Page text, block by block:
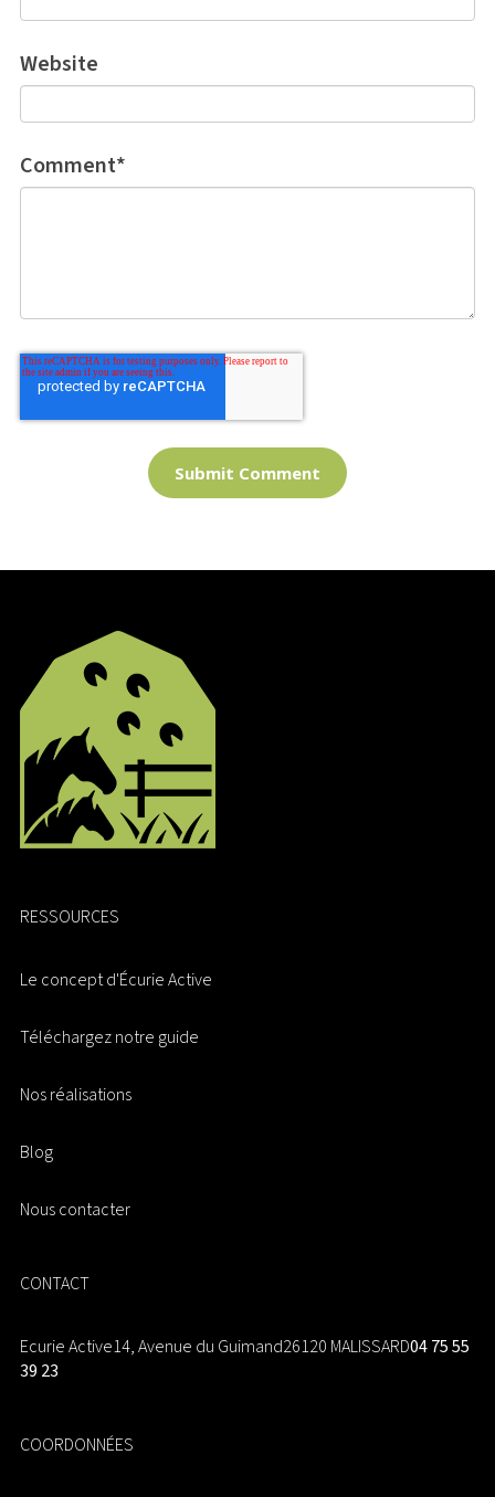
Website
Comment*
RESSOURCES
Le concept d'Écurie Active
Téléchargez notre guide
Nos réalisations
Blog
Nous contacter
CONTACT
Ecurie Active14, Avenue du Guimand26120 MALISSARD04 75 55
39 23
COORDONNÉES